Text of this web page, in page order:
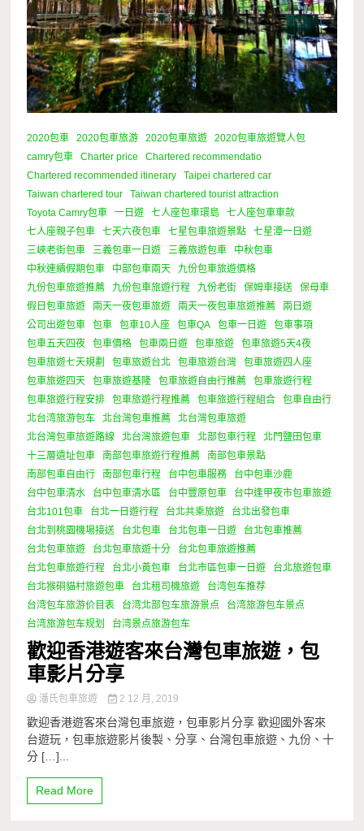
2020包車 2020包車旅游 2020包車旅遊
2020包車旅遊覽人包
camry包車
Charter price
Chartered recommendatio
Chartered recommended itinerary
Taipei chartered car
Taiwan chartered tour
Taiwan chartered tourist attraction
Toyota Camry包車
一日遊 七人座包車環島
七人座包車車款
七人座親子包車
七天六夜包車 七星包車旅遊景點
七星潭一日遊
三峽老街包車
三義包車一日遊 三義旅遊包車
中秋包車
中秋連續假期包車
中部包車兩天
九份包車旅遊價格
九份包車旅遊推薦
九份包車旅遊行程 九份老街 保姆車接送
保母車
假日包車旅遊
兩天一夜包車旅遊 兩天一夜包車旅遊推薦
兩日遊
公司出遊包車
包車 包車10人座 包車QA 包車一日遊
包車事項
包車五天四夜
包車價格 包車兩日遊 包車旅遊
包車旅遊5天4夜
包車旅遊七天規劃
包車旅遊台北 包車旅遊台灣
包車旅遊四人座
包車旅遊四天
包車旅遊基隆 包車旅遊自由行推薦
包車旅遊行程
包車旅遊行程安排
包車旅遊行程推薦 包車旅遊行程組合
包車自由行
北台湾旅游包车
北台灣包車推薦
北台灣包車旅遊
北台灣包車旅遊路線
北台灣旅遊包車 北部包車行程
北門鹽田包車
十三層遺址包車
南部包車旅遊行程推薦
南部包車景點
南部包車自由行
南部包車行程 台中包車服務
台中包車沙鹿
台中包車清水
台中包車清水區 台中豐原包車
台中逢甲夜市包車旅遊
台北101包車
台北一日遊行程 台北共乘旅遊
台北出發包車
台北到桃園機場接送
台北包車 台北包車一日遊
台北包車推薦
台北包車旅遊
台北包車旅遊十分
台北包車旅遊推薦
台北包車旅遊行程
台北小黃包車 台北市區包車一日遊
台北旅遊包車
台北猴硐貓村旅遊包車
台北租司機旅遊
台湾包车推荐
台湾包车旅游价目表
台湾北部包车旅游景点
台湾旅游包车景点
台湾旅游包车规划
台湾景点旅游包车
歡迎香港遊客來台灣包車旅遊，包
車影片分享
潘氏包車旅遊 2 12 月, 2019
歡迎香港遊客來台灣包車旅遊，包車影片分享 歡迎國外客來
台遊玩，包車旅遊影片後製、分享、台灣包車旅遊、九份、十
分 […]...
Read More